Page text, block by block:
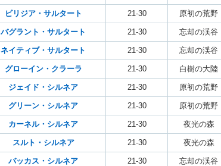
ビリジア・サルタート 21-30 原初の荒野
バグラント・サルタート 21-30 忘却の渓谷
ネイティブ・サルタート 21-30 忘却の渓谷
グローイン・クラーラ 21-30 白樹の大陸
ジェイド・シルネア 21-30 原初の荒野
グリーン・シルネア 21-30 原初の荒野
カーネル・シルネア 21-30 夜光の森
スルト・シルネア 21-30 夜光の森
バッカス・シルネア 21-30 忘却の渓谷